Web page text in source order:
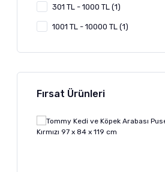
301 TL - 1000 TL (1)
1001 TL - 10000 TL (1)
Fırsat Ürünleri